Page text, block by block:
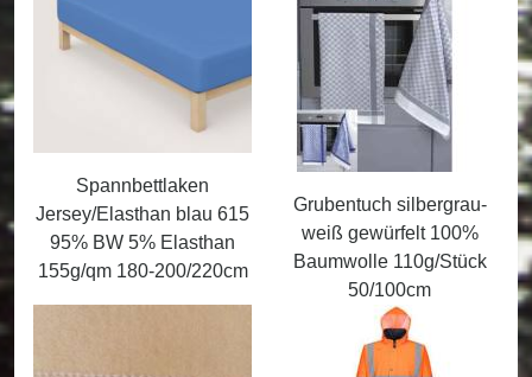
Spannbettlaken
Jersey/Elasthan blau 615
95% BW 5% Elasthan
155g/qm 180-200/220cm
Grubentuch silbergrau-
weiß gewürfelt 100%
Baumwolle 110g/Stück
50/100cm